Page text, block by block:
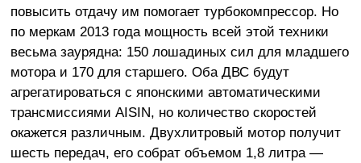
повысить отдачу им помогает турбокомпрессор. Но
по меркам 2013 года мощность всей этой техники
весьма заурядна: 150 лошадиных сил для младшего
мотора и 170 для старшего. Оба ДВС будут
агрегатироваться с японскими автоматическими
трансмиссиями AISIN, но количество скоростей
окажется различным. Двухлитровый мотор получит
шесть передач, его собрат объемом 1,8 литра —